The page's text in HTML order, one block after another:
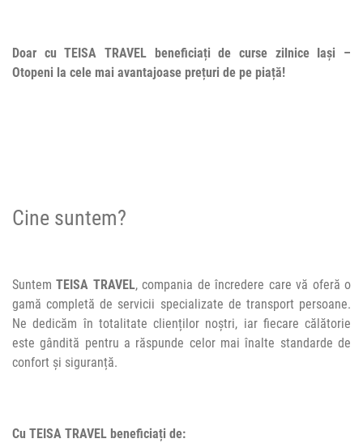
Doar cu TEISA TRAVEL beneficiați de curse zilnice Iași –
Otopeni la cele mai avantajoase prețuri de pe piață!
Cine suntem?
SuntemTEISA TRAVEL, compania de încredere care vă oferă o
gamă completă de servicii specializate de transport persoane.
Ne dedicăm în totalitate clienților noștri, iar fiecare călătorie
este gândită pentru a răspunde celor mai înalte standarde de
confort și siguranță.
Cu TEISA TRAVEL beneficiați de: